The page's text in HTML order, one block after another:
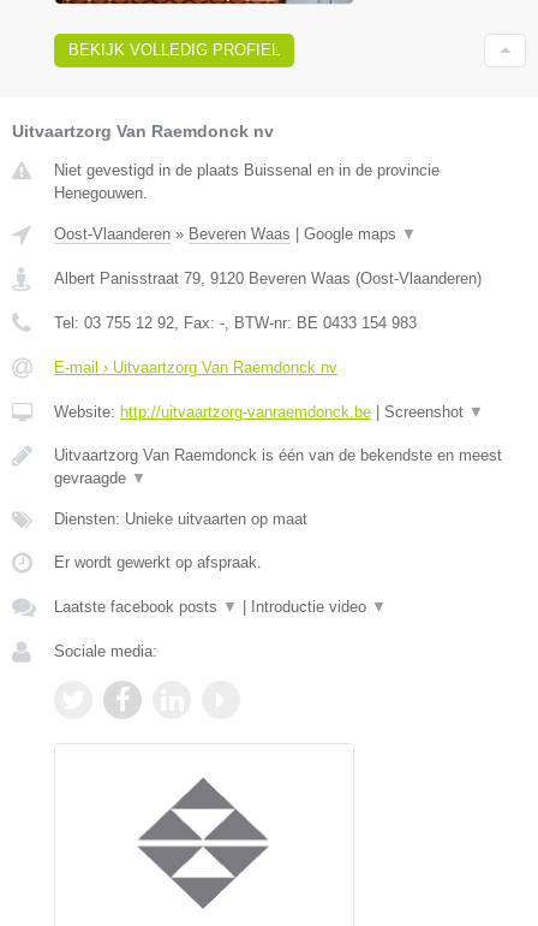
BEKIJK VOLLEDIG PROFIEL
Uitvaartzorg Van Raemdonck nv
Niet gevestigd in de plaats Buissenal en in de provincie
Henegouwen.
Oost-Vlaanderen » Beveren Waas Google maps ▼
Albert Panisstraat 79, 9120 Beveren Waas (Oost-Vlaanderen)
Tel: 03 755 12 92, Fax: -, BTW-nr: BE 0433 154 983
E-mail › Uitvaartzorg Van Raemdonck nv
Website: http://uitvaartzorg-vanraemdonck.be Screenshot ▼
Uitvaartzorg Van Raemdonck is één van de bekendste en meest
gevraagde ▼
Diensten: Unieke uitvaarten op maat
Er wordt gewerkt op afspraak.
Laatste facebook posts ▼ Introductie video ▼
Sociale media: